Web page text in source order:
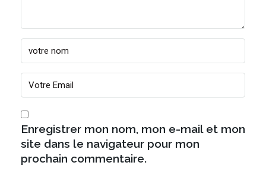
Enregistrer mon nom, mon e-mail et mon
site dans le navigateur pour mon
prochain commentaire.